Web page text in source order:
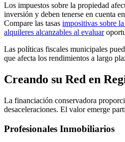
Los impuestos sobre la propiedad
inversión y deben tenerse en cuenta
Compare las tasas impositivas sobre
alquileres alcanzables al evaluar
Las políticas fiscales municipales
que afecta los rendimientos a largo
Creando su Red en
La financiación conservadora
desaceleraciones. El valor emerge
Profesionales Inmobiliarios